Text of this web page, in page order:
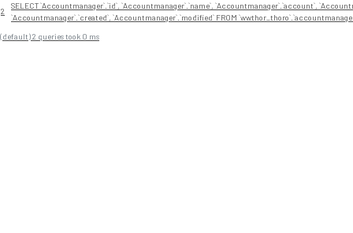
(default) 2 queries took 0 ms
2
SELECT `Accountmanager`.`id`, `Accountmanager`.`name`, `Accountmanager`.`account`,
`Accountmanager`.`created`, `Accountmanager`.`modified` FROM